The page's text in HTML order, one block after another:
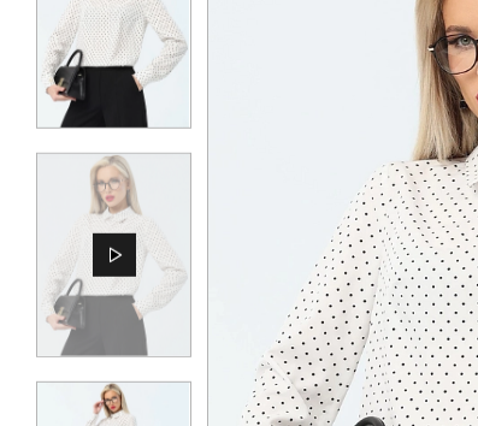
АКЦИИ
КОНТАКТЫ
ЖУРНАЛ
О НАС
СКИДКИ
ЧАСТО ЗАДАВАЕМЫЕ ВОПРОСЫ